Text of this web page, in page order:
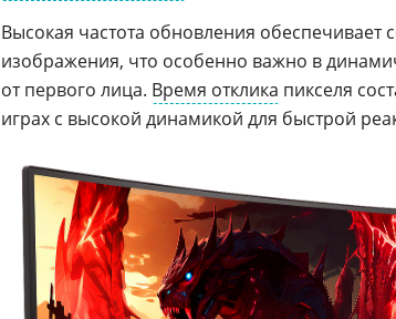
Высокая частота обновления обеспечивает
изображения, что особенно важно в
от первого лица. Время отклика пикселя
играх с высокой динамикой для быстрой